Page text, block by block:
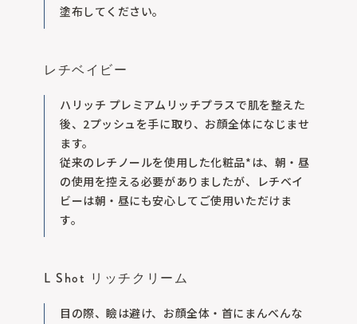
塗布してください。
レチベイビー
ハリッチ プレミアムリッチプラスで肌を整えた
後、2プッシュを手に取り、お顔全体になじませ
ます。
従来のレチノールを使用した化粧品*は、朝・昼
の使用を控える必要がありましたが、レチベイ
ビーは朝・昼にも安心してご使用いただけま
す。
L Shot リッチクリーム
目の際、瞼は避け、お顔全体・首にまんべんな